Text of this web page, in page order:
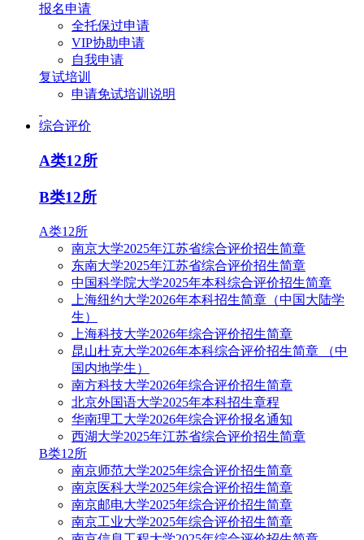
报名申请
全托保过申请
VIP协助申请
自我申请
复试培训
申请免试培训说明
综合评价
A类12所
B类12所
A类12所
南京大学2025年江苏省综合评价招生简章
东南大学2025年江苏省综合评价招生简章
中国科学院大学2025年本科综合评价招生简章
上海纽约大学2026年本科招生简章（中国大陆学
生）
上海科技大学2026年综合评价招生简章
昆山杜克大学2026年本科综合评价招生简章 （中
国内地学生）
南方科技大学2026年综合评价招生简章
北京外国语大学2025年本科招生章程
华南理工大学2026年综合评价报名通知
西湖大学2025年江苏省综合评价招生简章
B类12所
南京师范大学2025年综合评价招生简章
南京医科大学2025年综合评价招生简章
南京邮电大学2025年综合评价招生简章
南京工业大学2025年综合评价招生简章